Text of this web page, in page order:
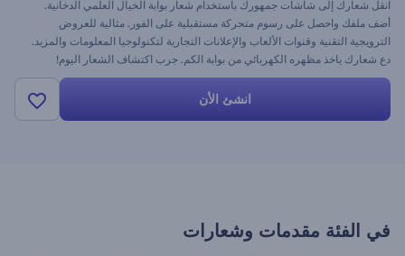
انقل شعارك إلى شاشات جمهورك باستخدام شعار بوابة الخيال العلمي الدخانية.
أضف ملفك واحصل على رسوم متحركة مستقبلية على الفور. مثالية للعروض
الترويجية التقنية وقنوات الألعاب والإعلانات التجارية لتكنولوجيا المعلومات والمزيد.
دع شعارك ياخذ مظهره الكهربائي من بوابة الكم. جرب اكتشاف الشعار اليوم!
انشئ الأن
في الفئة مقدمات وشعارات